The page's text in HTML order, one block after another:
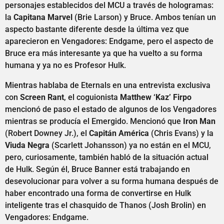
personajes establecidos del MCU a través de hologramas:
la Capitana Marvel (Brie Larson) y Bruce. Ambos tenían un
aspecto bastante diferente desde la última vez que
aparecieron en Vengadores: Endgame, pero el aspecto de
Bruce era más interesante ya que ha vuelto a su forma
humana y ya no es Profesor Hulk.
Mientras hablaba de Eternals en una entrevista exclusiva
con Screen Rant, el coguionista Matthew ‘Kaz’ Firpo
mencionó de paso el estado de algunos de los Vengadores
mientras se producía el Emergido. Mencionó que Iron Man
(Robert Downey Jr.), el Capitán América (Chris Evans) y la
Viuda Negra (Scarlett Johansson) ya no están en el MCU,
pero, curiosamente, también habló de la situación actual
de Hulk. Según él, Bruce Banner está trabajando en
desevolucionar para volver a su forma humana después de
haber encontrado una forma de convertirse en Hulk
inteligente tras el chasquido de Thanos (Josh Brolin) en
Vengadores: Endgame.